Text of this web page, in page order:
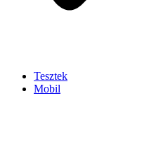
Tesztek
Mobil